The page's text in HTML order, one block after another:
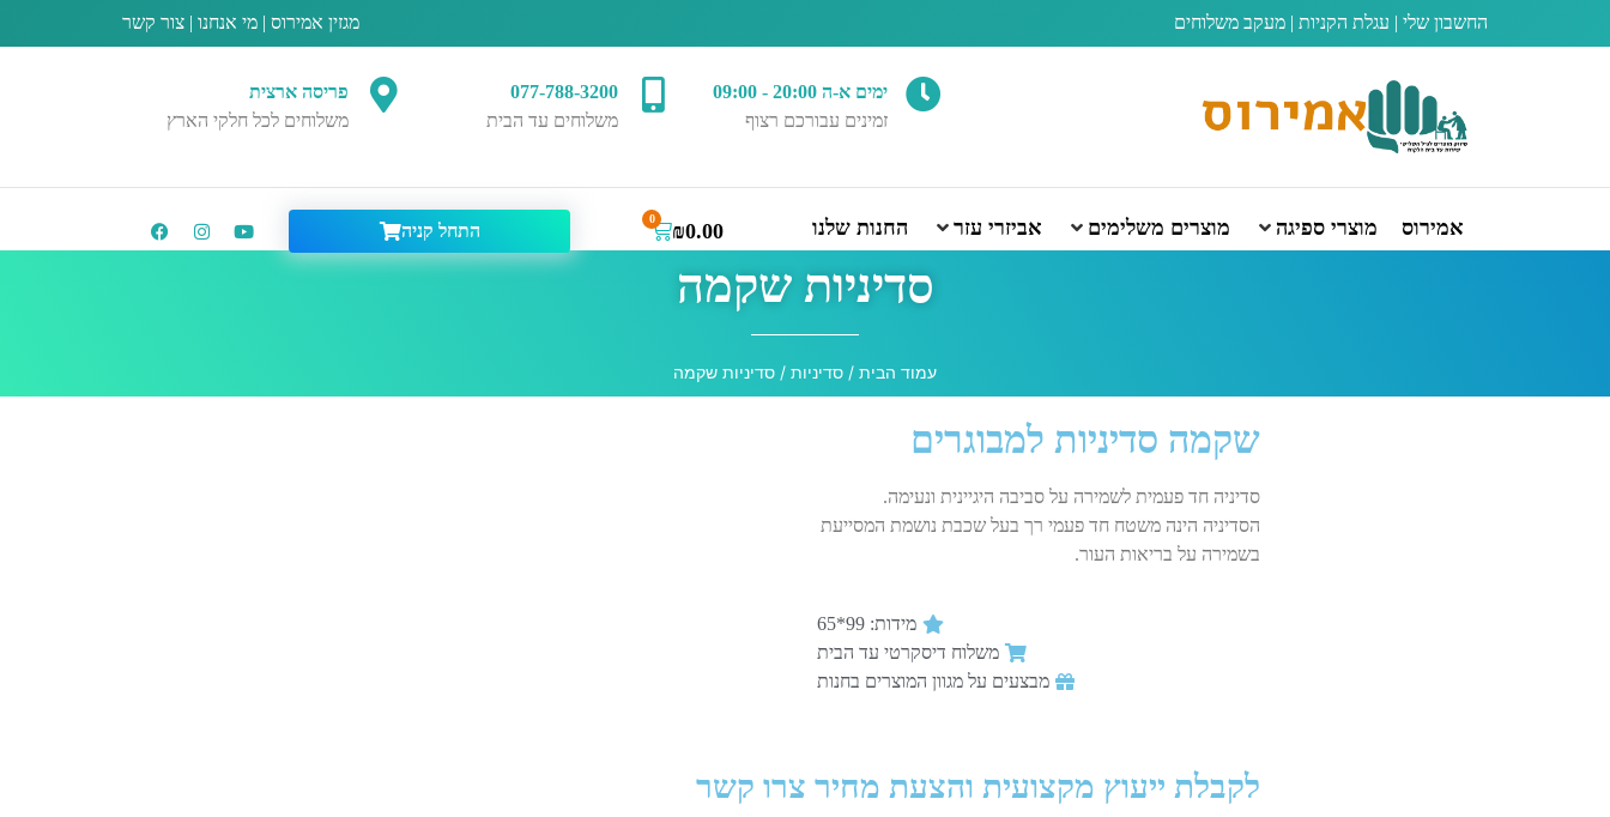
החשבון שלי | עגלת הקניות | מעקב משלוחים מגזין אמירוס | מי אנחנו | צור קשר
ימים א-ה 20:00 - 09:00
זמינים עבורכם רצוף
077-788-3200
משלוחים עד הבית
פריסה ארצית
משלוחים לכל חלקי הארץ
אמירוס מוצרי ספיגה מוצרים משלימים אביזרי עזר החנות שלנו ₪0.00
0
התחל קניה
סדיניות שקמה
עמוד הבית / סדיניות / סדיניות שקמה
שקמה סדיניות למבוגרים
סדיניה חד פעמית לשמירה על סביבה היגיינית ונעימה.
הסדיניה הינה משטח חד פעמי רך בעל שכבת נושמת המסייעת
בשמירה על בריאות העור.
מידות: 99*65
משלוח דיסקרטי עד הבית
מבצעים על מגוון המוצרים בחנות
לקבלת ייעוץ מקצועית והצעת מחיר צרו קשר